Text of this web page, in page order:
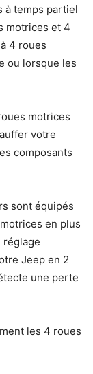
à temps partiel
motrices et 4
4 roues
ou lorsque les
motrices
votre
composants
sont équipés
en plus
réglage
Jeep en 2
une perte
les 4 roues